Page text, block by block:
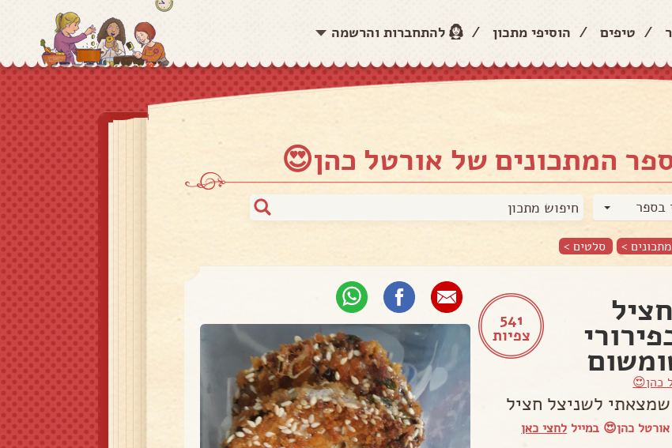
/ טיפים / הוסיפי מתכון / להתחברות והרשמה
המתכונים של אורטל כהן😍
בספר
> סלטים >
541
צפיות
כהן😍
לשניצל חציל
כהן😍 במייל לחצי כאן